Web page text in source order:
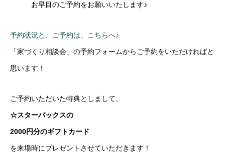
お早目のご予約をお願いいたします♪
予約状況と、ご予約は、こちらへ♪
「家づくり相談会」の予約フォームからご予約をいただければと
思います！
ご予約いただいた特典としまして、
☆スターバックスの
2000円分のギフトカード
を来場時にプレゼントさせていただきます！